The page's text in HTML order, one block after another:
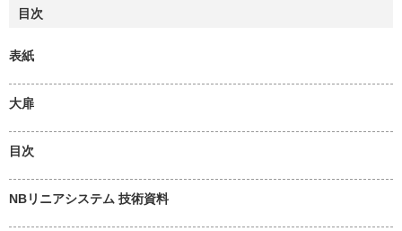
目次
表紙
大扉
目次
NBリニアシステム 技術資料